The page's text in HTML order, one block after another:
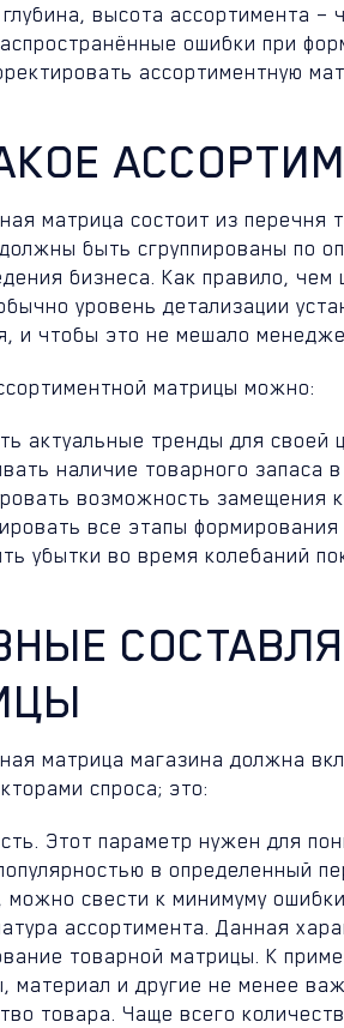
высота ассортимента –
ошибки при
ассортиментную
матрица состоит из перечня
быть сгруппированы по
бизнеса. Как правило,
уровень детализации
и чтобы это не мешало
матрицы можно:
актуальные тренды для своей
наличие товарного запаса
возможность замещения
все этапы формирования
убытки во время колебаний
матрица магазина должна
спроса; это:
Этот параметр нужен для
в определенный
можно свести к минимуму
ассортимента. Данная
товарной матрицы. К
материал и другие не менее
товара. Чаще всего